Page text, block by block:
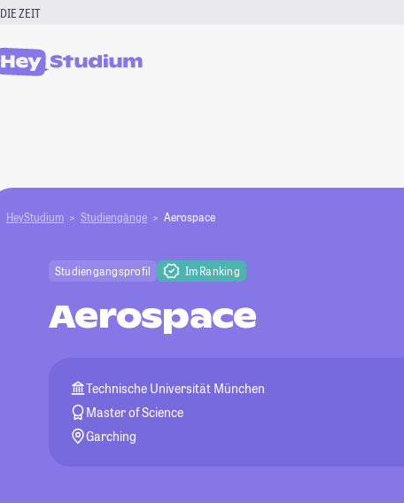
DIE ZEIT
HeyStudium Studiengänge Aerospace
Studiengangsprofil Im Ranking
Aerospace
Technische Universität München
Master of Science
Garching